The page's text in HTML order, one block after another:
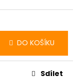
DO KOŠÍKU
Sdílet